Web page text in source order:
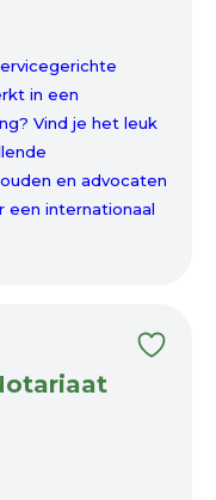
in een
Vind je het leuk
en advocaten
een internationaal